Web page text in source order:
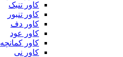
کاور تنبک
کاور تنبور
کاور دف
کاور عود
کاور کمانچه
کاور نی